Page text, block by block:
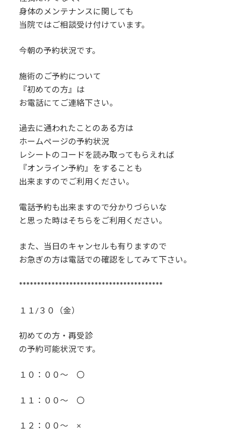
身体のメンテナンスに関しても
当院ではご相談受け付けています。
今朝の予約状況です。
施術のご予約について
『初めての方』は
お電話にてご連絡下さい。
過去に通われたことのある方は
ホームページの予約状況
レシートのコードを読み取ってもらえれば
『オンライン予約』をすることも
出来ますのでご利用ください。
電話予約も出来ますので分かりづらいな
と思った時はそちらをご利用ください。
また、当日のキャンセルも有りますので
お急ぎの方は電話での確認をしてみて下さい。
****************************************
１１/３０（金）
初めての方・再受診
の予約可能状況です。
１０：００～ 〇
１１：００～ 〇
１２：００～ ×